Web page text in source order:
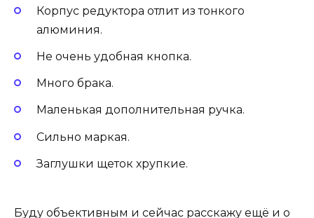
Корпус редуктора отлит из тонкого
алюминия.
Не очень удобная кнопка.
Много брака.
Маленькая дополнительная ручка.
Сильно маркая.
Заглушки щеток хрупкие.
Буду объективным и сейчас расскажу ещё и о